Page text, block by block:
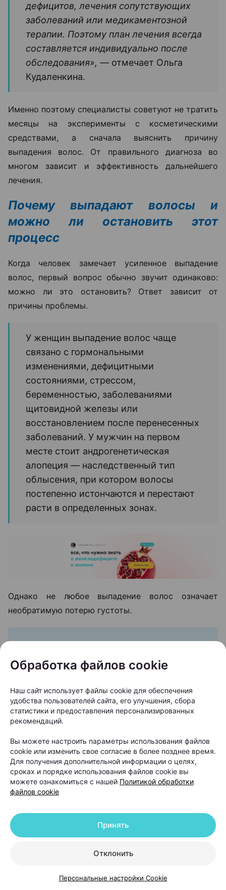
дефицитов, лечения сопутствующих
заболеваний или медикаментозной
терапии. Поэтому план лечения всегда
составляется индивидуально после
обследования», — отмечает Ольга
Кудаленкина.
Именно поэтому специалисты советуют не тратить
месяцы на эксперименты с косметическими
средствами, а сначала выяснить причину
выпадения волос. От правильного диагноза во
многом зависит и эффективность дальнейшего
лечения.
Почему выпадают волосы и
можно ли остановить этот
процесс
Когда человек замечает усиленное выпадение
волос, первый вопрос обычно звучит одинаково:
можно ли это остановить? Ответ зависит от
причины проблемы.
У женщин выпадение волос чаще
связано с гормональными
изменениями, дефицитными
состояниями, стрессом,
беременностью, заболеваниями
щитовидной железы или
восстановлением после перенесенных
заболеваний. У мужчин на первом
месте стоит андрогенетическая
алопеция — наследственный тип
облысения, при котором волосы
постепенно истончаются и перестают
расти в определенных зонах.
Однако не любое выпадение волос означает
необратимую потерю густоты.
От вида алопеции напрямую зависит прогноз
«Если мы говорим о диффузном выпадении волос,
гормональных изменений, то такие состояния
обычно хорошо поддаются терапии. После
Обработка файлов cookie
Наш сайт использует файлы cookie для обеспечения
удобства пользователей сайта, его улучшения, сбора
статистики и предоставления персонализированных
рекомендаций.
Вы можете настроить параметры использования файлов
cookie или изменить свое согласие в более позднее время.
Для получения дополнительной информации о целях,
сроках и порядке использования файлов cookie вы
можете ознакомиться с нашей Политикой обработки
файлов cookie
Отклонить
Принять
Персональные настройки Cookie